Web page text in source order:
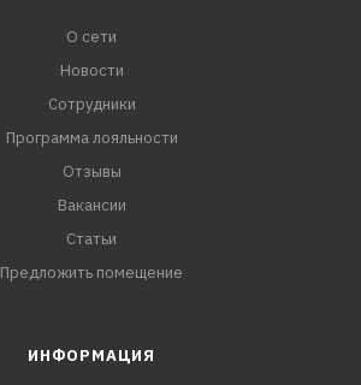
О сети
Новости
Сотрудники
Программа лояльности
Отзывы
Вакансии
Статьи
Предложить помещение
ИНФОРМАЦИЯ